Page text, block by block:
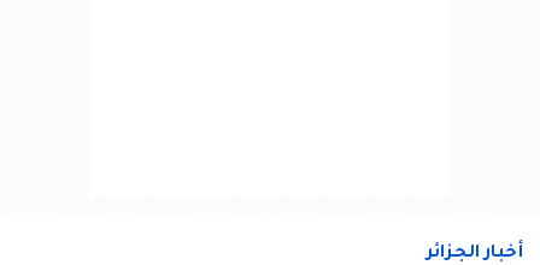
أخبار الجزائر